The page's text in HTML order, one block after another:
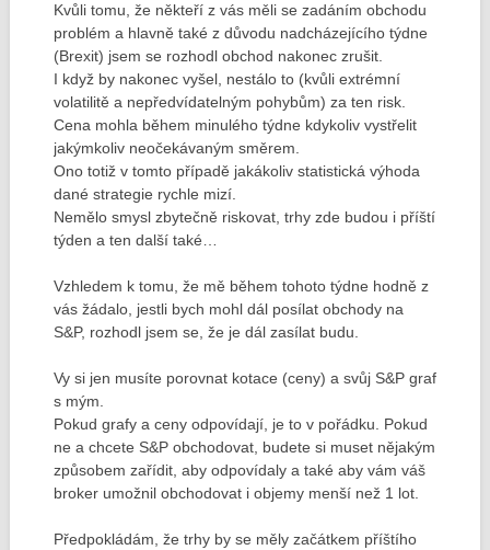
Kvůli tomu, že někteří z vás měli se zadáním obchodu
problém a hlavně také z důvodu nadcházejícího týdne
(Brexit) jsem se rozhodl obchod nakonec zrušit.
I když by nakonec vyšel, nestálo to (kvůli extrémní
volatilitě a nepředvídatelným pohybům) za ten risk.
Cena mohla během minulého týdne kdykoliv vystřelit
jakýmkoliv neočekávaným směrem.
Ono totiž v tomto případě jakákoliv statistická výhoda
dané strategie rychle mizí.
Nemělo smysl zbytečně riskovat, trhy zde budou i příští
týden a ten další také…
Vzhledem k tomu, že mě během tohoto týdne hodně z
vás žádalo, jestli bych mohl dál posílat obchody na
S&P, rozhodl jsem se, že je dál zasílat budu.
Vy si jen musíte porovnat kotace (ceny) a svůj S&P graf
s mým.
Pokud grafy a ceny odpovídají, je to v pořádku. Pokud
ne a chcete S&P obchodovat, budete si muset nějakým
způsobem zařídit, aby odpovídaly a také aby vám váš
broker umožnil obchodovat i objemy menší než 1 lot.
Předpokládám, že trhy by se měly začátkem příštího